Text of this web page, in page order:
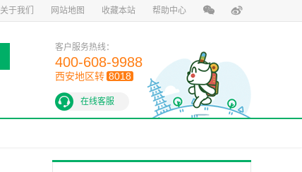
关于我们 网站地图 收藏本站 帮助中心
客户服务热线：
400-608-9988
西安地区转 8018
在线客服